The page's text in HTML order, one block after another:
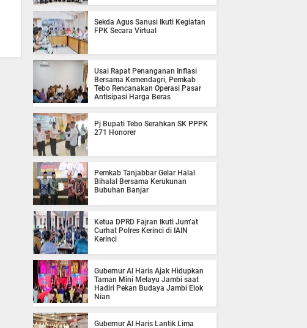
Sekda Agus Sanusi Ikuti Kegiatan
FPK Secara Virtual
Usai Rapat Penanganan Inflasi
Bersama Kemendagri, Pemkab
Tebo Rencanakan Operasi Pasar
Antisipasi Harga Beras
Pj Bupati Tebo Serahkan SK PPPK
271 Honorer
Pemkab Tanjabbar Gelar Halal
Bihalal Bersama Kerukunan
Bubuhan Banjar
Ketua DPRD Fajran Ikuti Jum’at
Curhat Polres Kerinci di IAIN
Kerinci
Gubernur Al Haris Ajak Hidupkan
Taman Mini Melayu Jambi saat
Hadiri Pekan Budaya Jambi Elok
Nian
Gubernur Al Haris Lantik Lima